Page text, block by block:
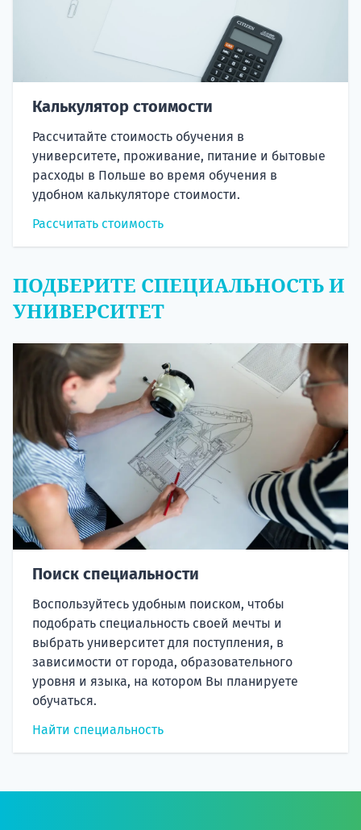
Калькулятор стоимости
Рассчитайте стоимость обучения в
университете, проживание, питание и бытовые
расходы в Польше во время обучения в
удобном калькуляторе стоимости.
Рассчитать стоимость
ПОДБЕРИТЕ СПЕЦИАЛЬНОСТЬ И
УНИВЕРСИТЕТ
Поиск специальности
Воспользуйтесь удобным поиском, чтобы
подобрать специальность своей мечты и
выбрать университет для поступления, в
зависимости от города, образовательного
уровня и языка, на котором Вы планируете
обучаться.
Найти специальность